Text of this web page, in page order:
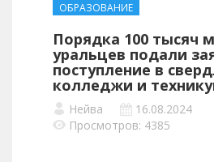
ОБРАЗОВАНИЕ
Порядка 100 тысяч
уральцев подали
поступление в
колледжи и
Нейва
16.08.2024
Просмотров: 4385